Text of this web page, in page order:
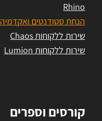
Rhino
הנחת סטודנטים ואקדמיה
שירות ללקוחות Chaos
שירות ללקוחות Lumion
קורסים וספרים